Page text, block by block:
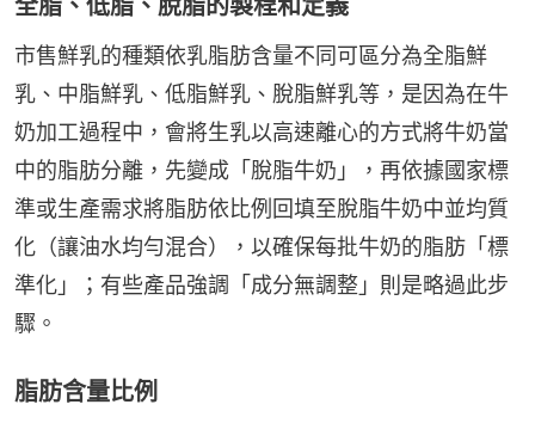
全脂、低脂、脫脂的製程和定義
市售鮮乳的種類依乳脂肪含量不同可區分為全脂鮮
乳、中脂鮮乳、低脂鮮乳、脫脂鮮乳等，是因為在牛
奶加工過程中，會將生乳以高速離心的方式將牛奶當
中的脂肪分離，先變成「脫脂牛奶」，再依據國家標
準或生產需求將脂肪依比例回填至脫脂牛奶中並均質
化（讓油水均勻混合），以確保每批牛奶的脂肪「標
準化」；有些產品強調「成分無調整」則是略過此步
驟。
脂肪含量比例